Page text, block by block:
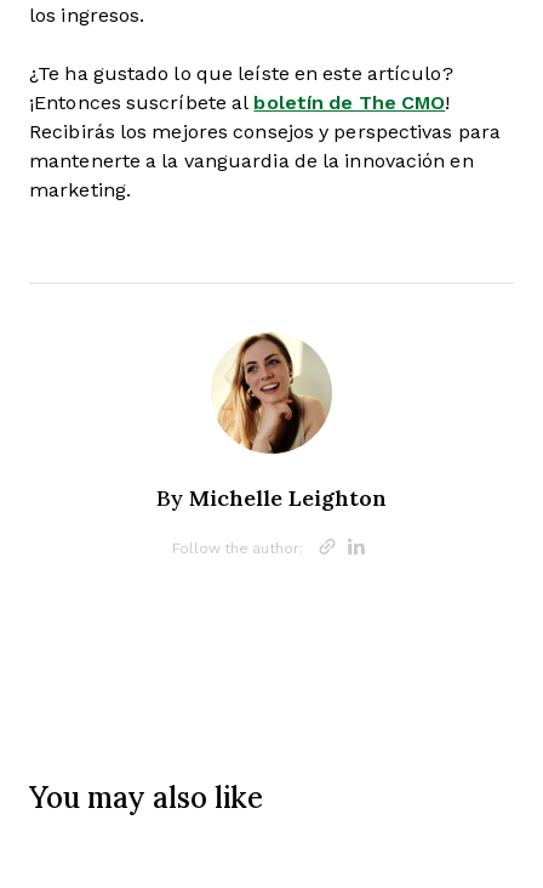
los ingresos.
¿Te ha gustado lo que leíste en este artículo?
¡Entonces suscríbete al boletín de The CMO!
Recibirás los mejores consejos y perspectivas para
mantenerte a la vanguardia de la innovación en
marketing.
By Michelle Leighton
Follow the author: Opens new
You may also like